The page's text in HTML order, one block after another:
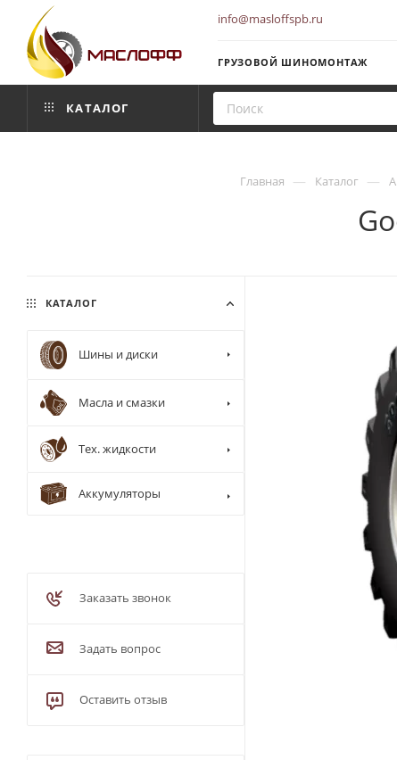
info@masloffspb.ru
ГРУЗОВОЙ ШИНОМОНТАЖ
КАТАЛОГ
Главная — Каталог —
КАТАЛОГ
Шины и диски
Масла и смазки
Тех. жидкости
Аккумуляторы
Заказать звонок
Задать вопрос
Оставить отзыв